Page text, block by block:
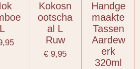
L
Kokosn
ootscha
al L
Ruw
€ 9,95
Handge
maakte
Tassen
Aardew
erk
320ml